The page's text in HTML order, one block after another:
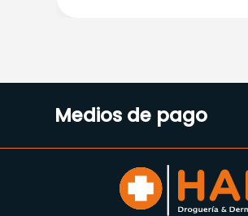
Medios de pago